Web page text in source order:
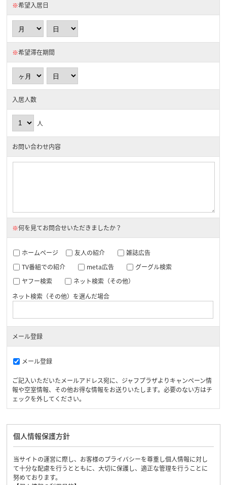
※希望入居日
※希望滞在期間
入居人数
人
お問い合わせ内容
※何を見てお問合せいただきましたか？
ホームページ 友人の紹介
雑誌広告
TV番組での紹介
meta広告
グーグル検索
ヤフー検索
ネット検索（その他）
ネット検索（その他）を選んだ場合
メール登録
メール登録
ご記入いただいたメールアドレス宛に、ジャフプラザよりキャンペーン情
報や空室情報、その他お得な情報をお送りいたします。必要のない方はチ
ェックを外してください。
個人情報保護方針
当サイトの運営に際し、お客様のプライバシーを尊重し個人情報に対し
て十分な配慮を行うとともに、大切に保護し、適正な管理を行うことに
努めております。